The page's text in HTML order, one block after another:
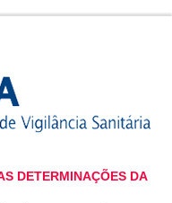
DETERMINAÇÕES DA